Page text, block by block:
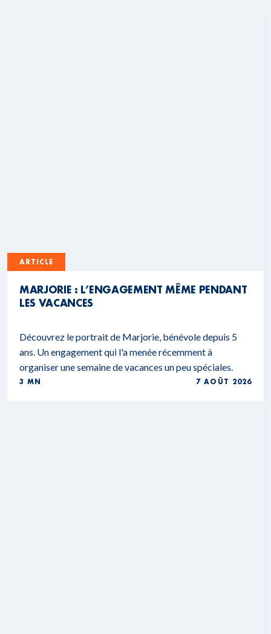
ARTICLE
MARJORIE : L’ENGAGEMENT MÊME PENDANT
LES VACANCES
Découvrez le portrait de Marjorie, bénévole depuis 5
ans. Un engagement qui l'a menée récemment à
organiser une semaine de vacances un peu spéciales.
3 MN 7 AOÛT 2026